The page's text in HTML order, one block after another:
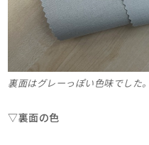
裏面はグレーっぽい色味でした。
▽裏面の色